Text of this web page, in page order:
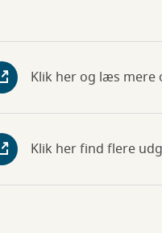
Klik her og læs mere
Klik her find flere